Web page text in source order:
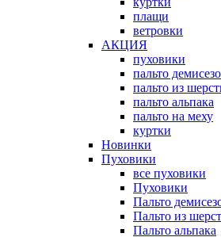
плащи
ветровки
АКЦИЯ
пуховики
пальто
пальто из
пальто альпака
пальто на меху
куртки
Новинки
Пуховики
все пуховики
Пуховики
Пальто
Пальто из
Пальто альпака